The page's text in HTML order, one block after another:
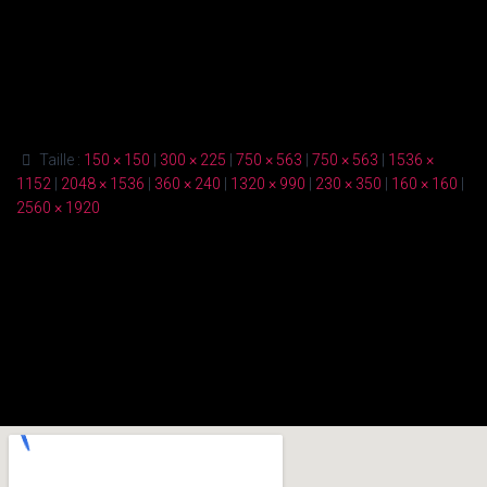
Taille : 150 × 150 | 300 × 225 | 750 × 563 | 750 × 563 | 1536 ×
1152 | 2048 × 1536 | 360 × 240 | 1320 × 990 | 230 × 350 | 160 × 160 |
2560 × 1920